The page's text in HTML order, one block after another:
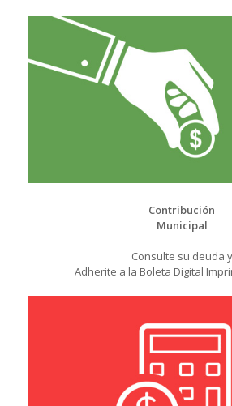
Contribución
Municipal
Consulte su deuda y
Adherite a la Boleta Digital